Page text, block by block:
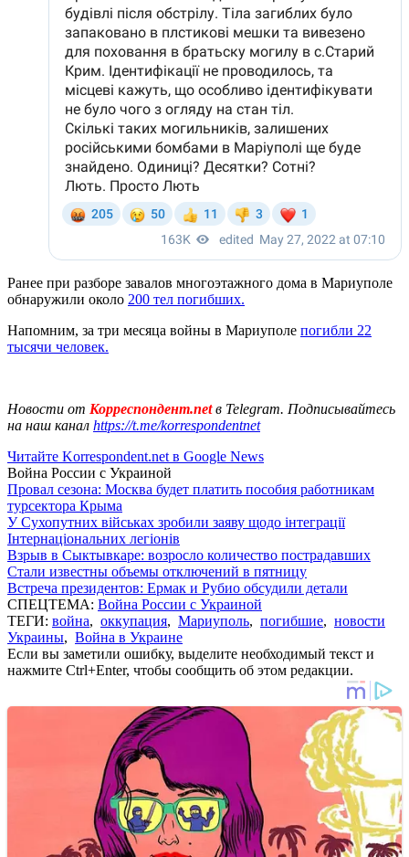
Ранее при разборе завалов многоэтажного дома в Мариуполе
обнаружили около 200 тел погибших.
Напомним, за три месяца войны в Мариуполе погибли 22
тысячи человек.
Новости от Корреспондент.netв Telegram. Подписывайтесь
на наш канал https://t.me/korrespondentnet
Читайте Korrespondent.net в Google News
Война России с Украиной
Провал сезона: Москва будет платить пособия работникам
турсектора Крыма
У Сухопутних військах зробили заяву щодо інтеграції
Інтернаціональних легіонів
Взрыв в Сыктывкаре: возросло количество пострадавших
Стали известны объемы отключений в пятницу
Встреча президентов: Ермак и Рубио обсудили детали
СПЕЦТЕМА: Война России с Украиной
ТЕГИ: война, оккупация, Мариуполь, погибшие, новости
Украины, Война в Украине
Если вы заметили ошибку, выделите необходимый текст и
нажмите Ctrl+Enter, чтобы сообщить об этом редакции.